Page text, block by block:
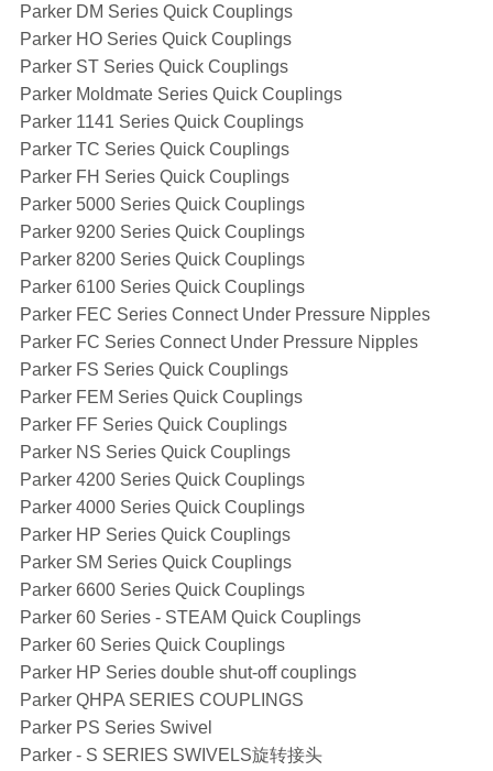
Parker DM Series Quick Couplings
Parker HO Series Quick Couplings
Parker ST Series Quick Couplings
Parker Moldmate Series Quick Couplings
Parker 1141 Series Quick Couplings
Parker TC Series Quick Couplings
Parker FH Series Quick Couplings
Parker 5000 Series Quick Couplings
Parker 9200 Series Quick Couplings
Parker 8200 Series Quick Couplings
Parker 6100 Series Quick Couplings
Parker FEC Series Connect Under Pressure Nipples
Parker FC Series Connect Under Pressure Nipples
Parker FS Series Quick Couplings
Parker FEM Series Quick Couplings
Parker FF Series Quick Couplings
Parker NS Series Quick Couplings
Parker 4200 Series Quick Couplings
Parker 4000 Series Quick Couplings
Parker HP Series Quick Couplings
Parker SM Series Quick Couplings
Parker 6600 Series Quick Couplings
Parker 60 Series - STEAM Quick Couplings
Parker 60 Series Quick Couplings
Parker HP Series double shut-off couplings
Parker QHPA SERIES COUPLINGS
Parker PS Series Swivel
Parker - S SERIES SWIVELS旋转接头